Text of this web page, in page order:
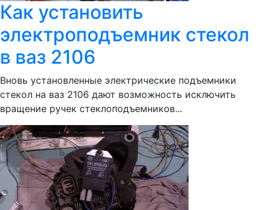
Как установить
электроподъемник стекол
в ваз 2106
Вновь установленные электрические подъемники
стекол на ваз 2106 дают возможность исключить
вращение ручек стеклоподъемников...